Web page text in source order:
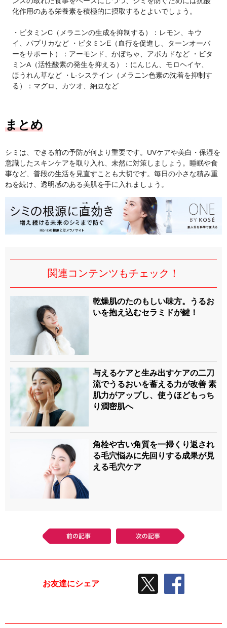
化作用のある栄養素を積極的に摂取するとよいでしょう。
・ビタミンC（メラニンの生成を抑制する）：レモン、キウ
イ、パプリカなど ・ビタミンE（血行を促進し、ターンオーバ
ーをサポート）：アーモンド、かぼちゃ、アボカドなど ・ビタ
ミンA（活性酸素の発生を抑える）：にんじん、モロヘイヤ、
ほうれん草など ・L-システイン（メラニン色素の沈着を抑制す
る）：マグロ、カツオ、納豆など
まとめ
シミは、できる前の予防が何より重要です。UVケアや美白・保湿を
意識したスキンケアを取り入れ、未然に対策しましょう。睡眠や食
事など、普段の生活を見直すことも大切です。毎日の小さな積み重
ねを続け、透明感のある美肌を手に入れましょう。
関連コンテンツもチェック！
乾燥肌のたのもしい味方。うるお
いを抱え込むセラミドが鍵！
与えるケアと生み出すケアの二刀
流でうるおいを蓄える力が改善 素
肌力がアップし、使うほどもっち
り潤密肌へ
角栓や古い角質を一掃くり返され
る毛穴悩みに先回りする成果が見
える毛穴ケア
前の記事
お友達にシェア
TWEETする